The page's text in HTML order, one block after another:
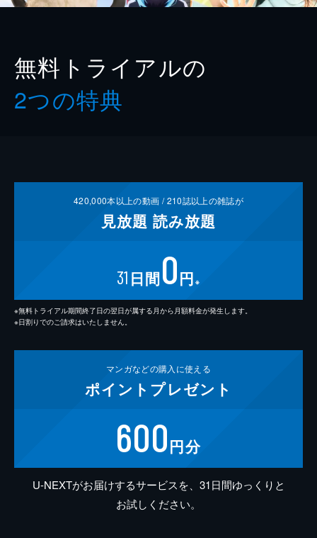
無料トライアルの
2つの特典
420,000本以上の動画 /210誌以上の雑誌が
見放題 読み放題
31 日間0円 ※
※無料トライアル期間終了日の翌日が属する月から月額料金が発生します。
※日割りでのご請求はいたしません。
マンガなどの購入に使える
ポイント プレゼント
600円分
U-NEXTがお届けするサービスを、31日間ゆっくりと
お試しください。